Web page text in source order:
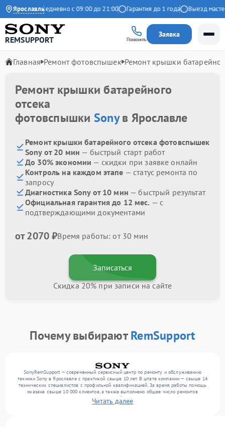
ЯрославльЕжедневно с 09:00 до 21:00 Гарантия до 1 года Выезд
REMSUPPORT Позвонить
Заявка
Главная Ремонт фотовспышек Ремонт крышки
Ремонт крышки батарейного
отсека
фотовспышки Sonyв Ярославле
Ремонт крышки батарейного отсека фотовспышек
Sony от 20 мин — быстрый старт работ
До 30% экономии — скидки при заявке онлайн
Контроль на каждом этапе — статус ремонта по
запросу
Диагностика Sony от 10 мин — быстрый результат
Официальная гарантия до 12 мес. — с
подтверждающими документами
от 2070 ₽Время работы: от 30 мин
Записаться
Скидка 20% при записи на сайте
Почему выбираютRemSupport
SonyRemSupport — современный сервисный центр по ремонту и обслуживанию
техники Sony в Ярославле с практикой свыше 10 лет. В штате компании — свыше 14
технических специалистов с профильной квалификацией. За время работы помощь
оказана свыше 10 000 клиентов, а также выполнено общее число ремонтов
превысило 12 000. Ежемесячно в сервисный центр поступает свыше 300 единиц
техники, включая , , . Мы работаем с широким спектром неисправностей и предлагаем
Читать далее